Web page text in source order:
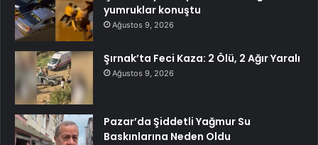
yumruklar konuştu
Ağustos 9, 2026
Şırnak’ta Feci Kaza: 2 Ölü, 2 Ağır Yaralı
Ağustos 9, 2026
Pazar’da Şiddetli Yağmur Su
Baskınlarına Neden Oldu